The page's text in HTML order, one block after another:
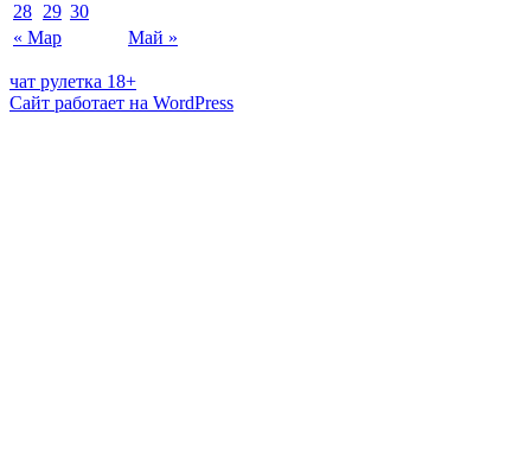
« Мар Май »
28 29 30
чат рулетка 18+
Сайт работает на WordPress